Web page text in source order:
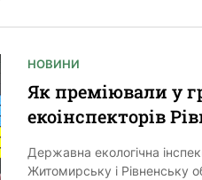
НОВИНИ
Як преміювали у
екоінспекторів
Державна екологічна
Житомирську і Рівненську